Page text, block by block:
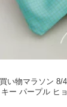
い物マラソン 8/
ー パープル ヒ
イロン CDF